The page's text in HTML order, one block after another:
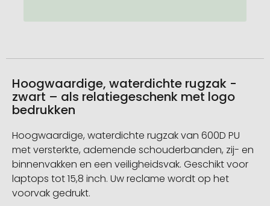
Hoogwaardige, waterdichte rugzak -
zwart – als relatiegeschenk met logo
bedrukken
Hoogwaardige, waterdichte rugzak van 600D PU
met versterkte, ademende schouderbanden, zij- en
binnenvakken en een veiligheidsvak. Geschikt voor
laptops tot 15,8 inch. Uw reclame wordt op het
voorvak gedrukt.